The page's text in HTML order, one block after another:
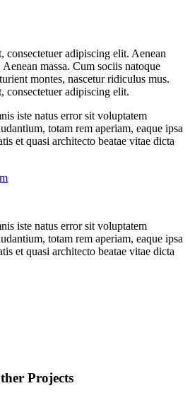
consectetuer adipiscing elit. Aenean
massa. Cum sociis natoque
montes, nascetur ridiculus mus.
consectetuer adipiscing elit.
iste natus error sit voluptatem
totam rem aperiam, eaque ipsa
et quasi architecto beatae vitae dicta
iste natus error sit voluptatem
totam rem aperiam, eaque ipsa
et quasi architecto beatae vitae dicta
Projects